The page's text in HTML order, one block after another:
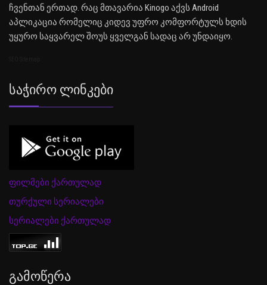
ჩვენთან ერთად. რაც მთავარია Kinogo აქვს Android
აპლიკაცია რომელიც კიდევ უფრო კომფორტულს ხდის
უყურო საყვარელ შოუს ყველგან სადაც არ უნდაიყო.
Საჭირო Ლინკები
ფილმები ქართულად
თურქული სერიალები
სერიალები ქართულად
Გამოწერა